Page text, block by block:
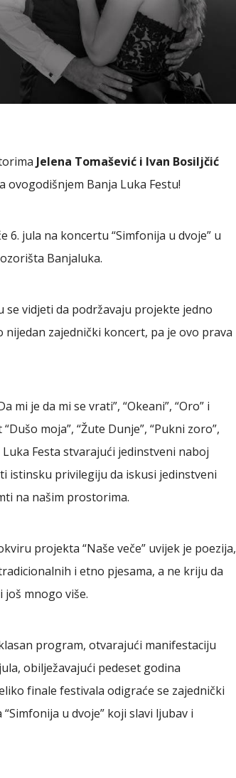
Jelena Tomašević i Ivan Bosiljčić
Banja Luka Festu!
6. jula na koncertu “Simfonija u dvoje” u
Banjaluka.
vidjeti da podržavaju projekte jedno
zajednički koncert, pa je ovo prava
mi je da mi se vrati”, “Okeani”, “Oro” i
moja”, “Žute Dunje”, “Pukni zoro”,
Festa stvarajući jedinstveni naboj
istinsku privilegiju da iskusi jedinstveni
na našim prostorima.
projekta “Naše veče” uvijek je poezija,
i etno pjesama, a ne kriju da
još mnogo više.
program, otvarajući manifestaciju
obilježavajući pedeset godina
finale festivala odigraće se zajednički
u dvoje” koji slavi ljubav i